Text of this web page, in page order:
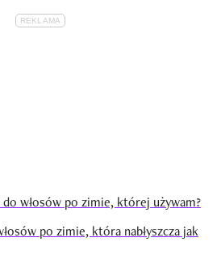
do włosów po zimie, której używam?
po zimie, która nabłyszcza jak